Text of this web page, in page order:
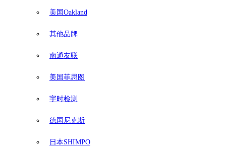
美国Oakland
其他品牌
南通友联
美国菲思图
宇时检测
德国尼克斯
日本SHIMPO